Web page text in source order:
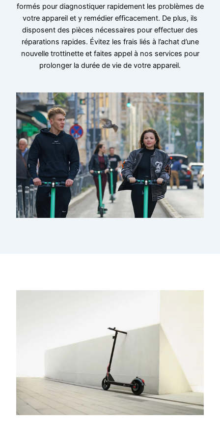
formés pour diagnostiquer rapidement les problèmes de
votre appareil et y remédier efficacement. De plus, ils
disposent des pièces nécessaires pour effectuer des
réparations rapides. Évitez les frais liés à l’achat d’une
nouvelle trottinette et faites appel à nos services pour
prolonger la durée de vie de votre appareil.